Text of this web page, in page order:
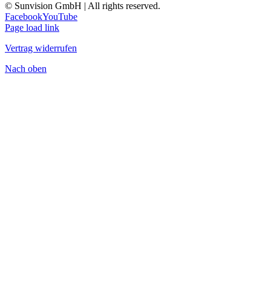
© Sunvision GmbH | All rights reserved.
FacebookYouTube
Page load link
Vertrag widerrufen
Nach oben